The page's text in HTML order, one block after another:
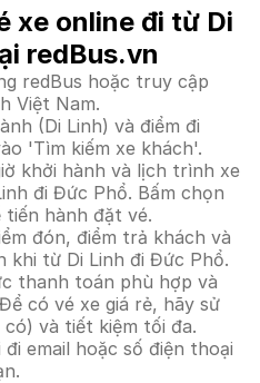
xe online đi từ Di
redBus.vn
redBus hoặc truy cập
Việt Nam.
(Di Linh) và điểm đi
'Tìm kiếm xe khách'.
khởi hành và lịch trình xe
đi Đức Phổ. Bấm chọn
tiến hành đặt vé.
đón, điểm trả khách và
khi từ Di Linh đi Đức Phổ.
thanh toán phù hợp và
có vé xe giá rẻ, hãy sử
có) và tiết kiệm tối đa.
email hoặc số điện thoại